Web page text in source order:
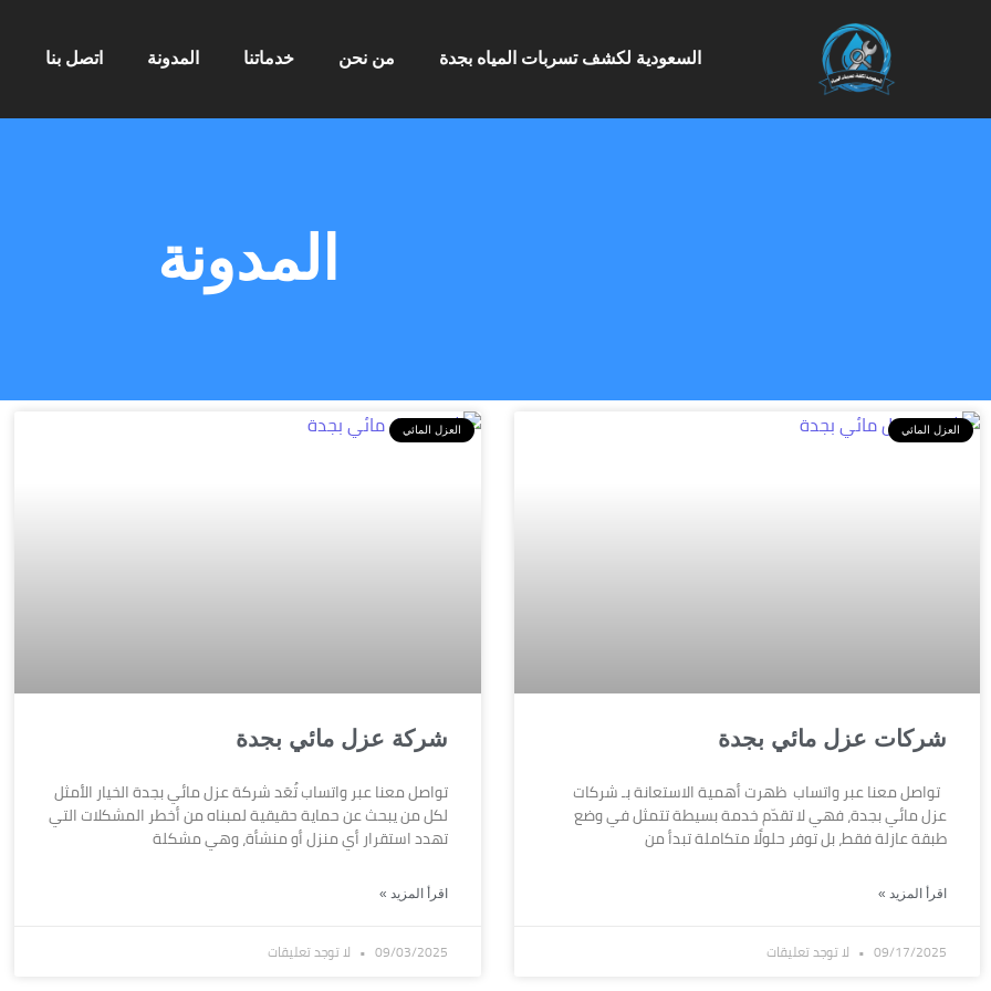
السعودية لكشف تسربات المياه بجدة من نحن خدماتنا المدونة اتصل بنا
المدونة
العزل المائي
شركات عزل مائي بجدة
تواصل معنا عبر واتساب ظهرت أهمية الاستعانة بـ شركات
عزل مائي بجدة، فهي لا تقدّم خدمة بسيطة تتمثل في وضع
طبقة عازلة فقط، بل توفر حلولًا متكاملة تبدأ من
اقرأ المزيد »
09/17/2025 لا توجد تعليقات
العزل المائي
شركة عزل مائي بجدة
تواصل معنا عبر واتساب تُعَد شركة عزل مائي بجدة الخيار الأمثل
لكل من يبحث عن حماية حقيقية لمبناه من أخطر المشكلات التي
تهدد استقرار أي منزل أو منشأة، وهي مشكلة
اقرأ المزيد »
09/03/2025 لا توجد تعليقات